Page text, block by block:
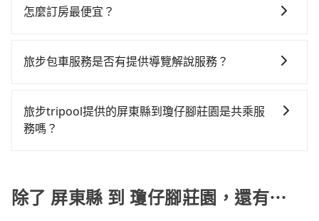
車時間共3小時12分鐘，假設4位同行，高鐵加轉乘之平
說，臨時要叫小黃的難度是雙北大城市的300倍。縱使幸
程使用tripool並到府專車接送，則每人平均花費約
1,310元，費時2小時49分鐘。選擇搭乘高鐵而不預約包
拼車共乘服務，最多可再節省50%的交通費用。
達目的地後多久原路返回），雖已將eTag和可能的每小
車型，如Toyota Yaris、Prius C、Vios這類乘坐體驗較
況，打開車門才發現仍有上一組乘客遺留的垃圾或者撞
凹的車門仍未被修理，每一次租車都好像在開樂透一
小的風險。最後，雖然路邊隨租隨還看似方便，但實際
$2,700。但如果你無法提前預約，或偏好臨時叫車，那
北的300倍之多。再加上屏東縣有些計程車司機不按錶計
上，tripool都是你從屏東縣到瓊仔腳莊園的最佳選擇。
9人以上之廂型車，其實屬違法。在現行法律下，營業小
中型巴士或大型遊覽車。非法改裝的車輛，不僅與車輛
賠償就事大了。千萬別為了省小錢而把朋友親人的安全
給賭上。通常人數沒有超過10位，建議預約一台九人座
台確認。
怎麼訂房最便宜？
OTA (online travel agent) 來完成，除了可以快速依據
會員或者使用特定的信用卡，還可以累積點數做現金回
饋或未來換取免費的住房。台灣人常用的線上訂房平台
告知付款完畢，一切都能在網路上操作。但有些較冷門
旅步包車服務是否有提供導覽解說服務？
需要導覽服務，可事先透過電子郵件
booking@tripool.app聯繫我們，將有專人協助回覆確
旅步tripool提供的屏東縣到瓊仔腳莊園是共乘服
務嗎？
了司機以外，從上車到下車期間，都不會再有其他陌生
人出現。如選擇共乘服務，則會依照其他共乘乘客做彈
除了 屏東縣 到 瓊仔腳莊園，還有⋯